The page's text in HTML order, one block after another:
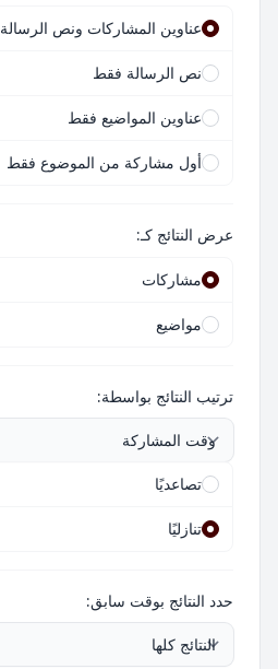
عناوين المشاركات ونص الرسالة
نص الرسالة فقط
عناوين المواضيع فقط
أول مشاركة من الموضوع فقط
عرض النتائج كـ:
مشاركات
مواضيع
ترتيب النتائج بواسطة:
تصاعديًا
تنازليًا
حدد النتائج بوقت سابق: